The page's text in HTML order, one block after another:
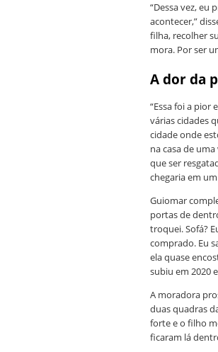
“Dessa vez, eu
acontecer,”
filha, recolher
mora. Por ser
A dor da
“Essa foi a pior
várias cidades
cidade onde
na casa de
que ser
chegaria em
Guiomar
portas de
troquei. Sofá?
comprado. Eu
ela quase
subiu em 2020
A moradora
duas quadras
forte e o filho
ficaram lá